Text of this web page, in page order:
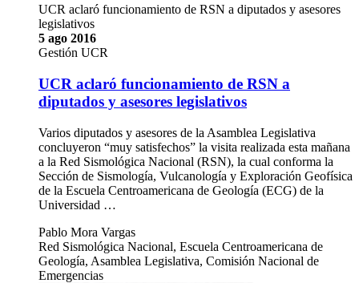
UCR aclaró funcionamiento de RSN a diputados y asesores
legislativos
5 ago 2016
Gestión UCR
UCR aclaró funcionamiento de RSN a
diputados y asesores legislativos
Varios diputados y asesores de la Asamblea Legislativa
concluyeron “muy satisfechos” la visita realizada esta mañana
a la Red Sismológica Nacional (RSN), la cual conforma la
Sección de Sismología, Vulcanología y Exploración Geofísica
de la Escuela Centroamericana de Geología (ECG) de la
Universidad …
Pablo Mora Vargas
Red Sismológica Nacional, Escuela Centroamericana de
Geología, Asamblea Legislativa, Comisión Nacional de
Emergencias